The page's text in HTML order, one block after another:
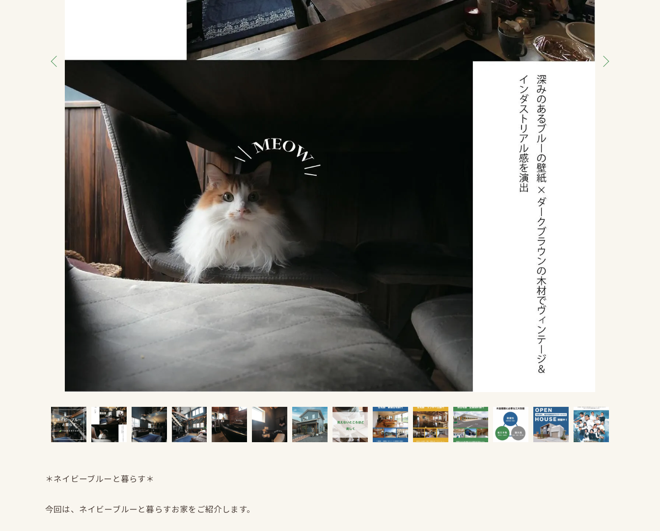
＊ネイビーブルーと暮らす＊
今回は、ネイビーブルーと暮らすお家をご紹介します。